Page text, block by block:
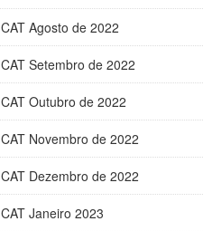
CAT Agosto de 2022
CAT Setembro de 2022
CAT Outubro de 2022
CAT Novembro de 2022
CAT Dezembro de 2022
CAT Janeiro 2023